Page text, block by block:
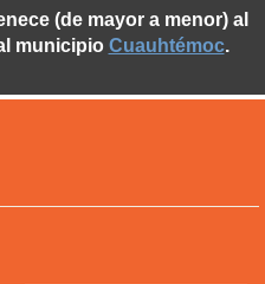
(de mayor a menor) al
municipio Cuauhtémoc.